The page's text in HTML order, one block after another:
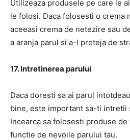
Utilizeaza produsele pe care le
le folosi. Daca folosesti o crema
aceeasi crema de netezire sau
a aranja parul si a-l proteja de
17. Intretinerea parului
Daca doresti sa ai parul
bine, este important sa-ti intretii
Incearca sa folosesti produse
functie de nevoile parului tau.